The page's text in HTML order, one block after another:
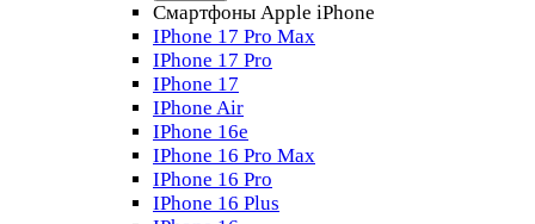
Смартфоны Apple iPhone
IPhone 17 Pro Max
IPhone 17 Pro
IPhone 17
IPhone Air
IPhone 16e
IPhone 16 Pro Max
IPhone 16 Pro
IPhone 16 Plus